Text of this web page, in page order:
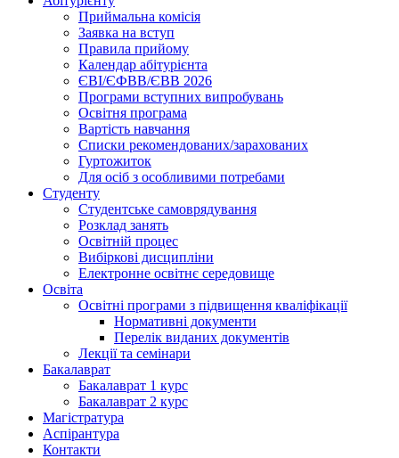
Приймальна комісія
Заявка на вступ
Правила прийому
Календар абітурієнта
ЄВІ/ЄФВВ/ЄВВ 2026
Програми вступних випробувань
Освітня програма
Вартість навчання
Списки рекомендованих/зарахованих
Гуртожиток
Для осіб з особливими потребами
Студенту
Студентське самоврядування
Розклад занять
Освітній процес
Вибіркові дисципліни
Електронне освітнє середовище
Освіта
Освітні програми з підвищення кваліфікації
Нормативні документи
Перелік виданих документів
Лекції та семінари
Бакалаврат
Бакалаврат 1 курс
Бакалаврат 2 курс
Магістратура
Аспірантура
Контакти